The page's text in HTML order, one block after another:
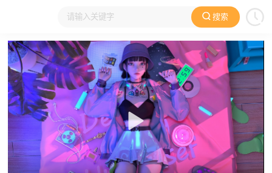
搜索
大家在看 日本动漫 国产动漫 欧美动漫 动漫电影